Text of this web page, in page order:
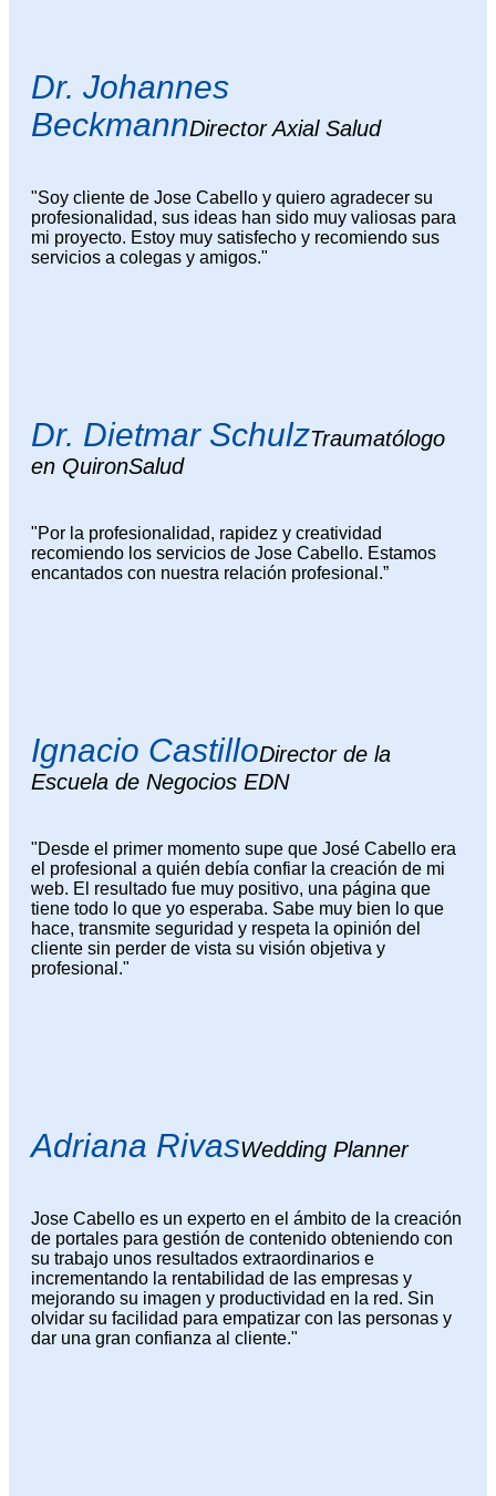
Dr. Johannes
BeckmannDirector Axial Salud
"Soy cliente de Jose Cabello y quiero agradecer su
profesionalidad, sus ideas han sido muy valiosas para
mi proyecto. Estoy muy satisfecho y recomiendo sus
servicios a colegas y amigos."
Dr. Dietmar SchulzTraumatólogo
en QuironSalud
"Por la profesionalidad, rapidez y creatividad
recomiendo los servicios de Jose Cabello. Estamos
encantados con nuestra relación profesional.”
Ignacio CastilloDirector de la
Escuela de Negocios EDN
"Desde el primer momento supe que José Cabello era
el profesional a quién debía confiar la creación de mi
web. El resultado fue muy positivo, una página que
tiene todo lo que yo esperaba. Sabe muy bien lo que
hace, transmite seguridad y respeta la opinión del
cliente sin perder de vista su visión objetiva y
profesional."
Adriana RivasWedding Planner
Jose Cabello es un experto en el ámbito de la creación
de portales para gestión de contenido obteniendo con
su trabajo unos resultados extraordinarios e
incrementando la rentabilidad de las empresas y
mejorando su imagen y productividad en la red. Sin
olvidar su facilidad para empatizar con las personas y
dar una gran confianza al cliente."